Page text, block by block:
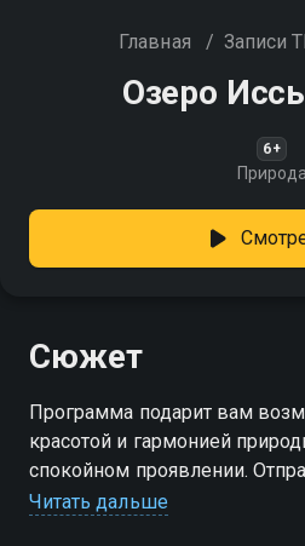
Главная / Записи
Озеро
6+
Природа
Сюжет
Программа подарит вам
красотой и гармонией
спокойном проявлении.
озеру Иссык-Куль!
Читать дальше